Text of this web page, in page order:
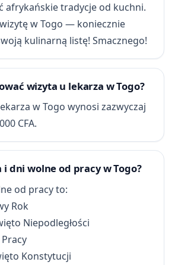
afrykańskie tradycje od kuchni.
w Togo — koniecznie
kulinarną listę! Smacznego!
wizyta u lekarza w Togo?
w Togo wynosi zazwyczaj
CFA.
i dni wolne od pracy w Togo?
od pracy to:
Rok
Niepodległości
Konstytucji